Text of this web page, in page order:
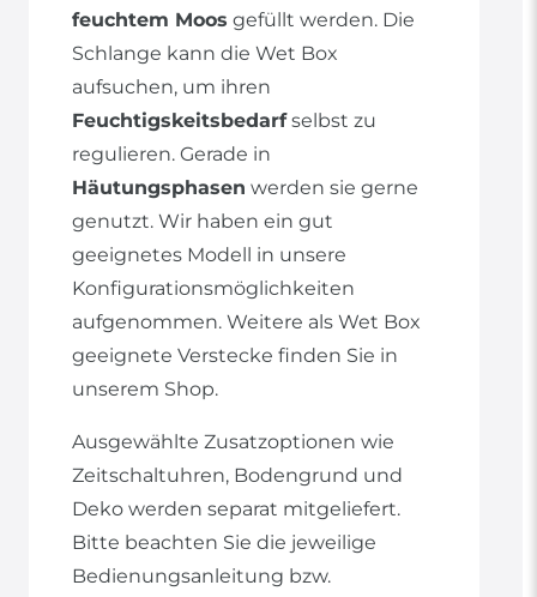
feuchtem Moos gefüllt werden. Die
Schlange kann die Wet Box
aufsuchen, um ihren
Feuchtigskeitsbedarfselbst zu
regulieren. Gerade in
Häutungsphasen werden sie gerne
genutzt. Wir haben ein gut
geeignetes Modell in unsere
Konfigurationsmöglichkeiten
aufgenommen. Weitere als Wet Box
geeignete Verstecke finden Sie in
unserem Shop.
Ausgewählte Zusatzoptionen wie
Zeitschaltuhren, Bodengrund und
Deko werden separat mitgeliefert.
Bitte beachten Sie die jeweilige
Bedienungsanleitung bzw.